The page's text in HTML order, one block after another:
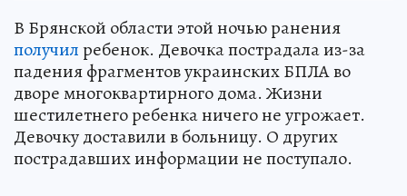
В Брянской области этой ночью ранения
получилребенок. Девочка пострадала из-за
падения фрагментов украинских БПЛА во
дворе многоквартирного дома. Жизни
шестилетнего ребенка ничего не угрожает.
Девочку доставили в больницу. О других
пострадавших информации не поступало.